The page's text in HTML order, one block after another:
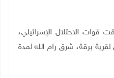
وفا- أغلقت قوات الاحتلال الإسرائيلي،
برقة، شرق رام الله لمدة